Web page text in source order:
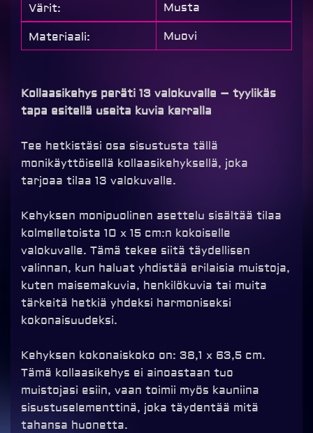
Värit: Musta
Materiaali: Muovi
Kollaasikehys peräti 13 valokuvalle – tyylikäs
tapa esitellä useita kuvia kerralla
Tee hetkistäsi osa sisustusta tällä
monikäyttöisellä kollaasikehyksellä, joka
tarjoaa tilaa 13 valokuvalle.
Kehyksen monipuolinen asettelu sisältää tilaa
kolmelletoista 10 x 15 cm:n kokoiselle
valokuvalle. Tämä tekee siitä täydellisen
valinnan, kun haluat yhdistää erilaisia muistoja,
kuten maisemakuvia, henkilökuvia tai muita
tärkeitä hetkiä yhdeksi harmoniseksi
kokonaisuudeksi.
Kehyksen kokonaiskoko on: 38,1 x 63,5 cm.
Tämä kollaasikehys ei ainoastaan tuo
muistojasi esiin, vaan toimii myös kauniina
sisustuselementtinä, joka täydentää mitä
tahansa huonetta.